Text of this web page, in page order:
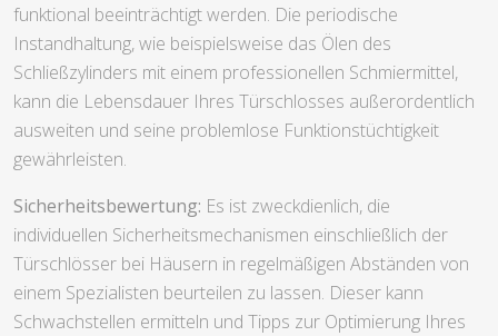
funktional beeinträchtigt werden. Die periodische
Instandhaltung, wie beispielsweise das Ölen des
Schließzylinders mit einem professionellen Schmiermittel,
kann die Lebensdauer Ihres Türschlosses außerordentlich
ausweiten und seine problemlose Funktionstüchtigkeit
gewährleisten.
Sicherheitsbewertung: Es ist zweckdienlich, die
individuellen Sicherheitsmechanismen einschließlich der
Türschlösser bei Häusern in regelmäßigen Abständen von
einem Spezialisten beurteilen zu lassen. Dieser kann
Schwachstellen ermitteln und Tipps zur Optimierung Ihres